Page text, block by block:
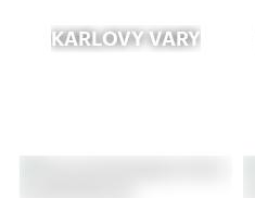
KARLOVY VARY